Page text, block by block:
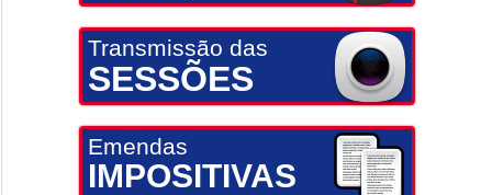
Transmissão das
SESSÕES
Emendas
IMPOSITIVAS